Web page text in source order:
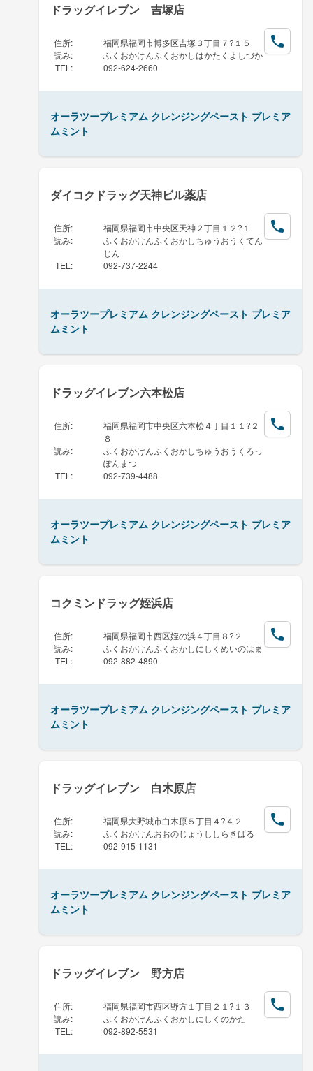
ドラッグイレブン 吉塚店
住所:
福岡県福岡市博多区吉塚３丁目７?１５
読み:
ふくおかけんふくおかしはかたくよしづか
TEL : 092-624-2660
オーラツープレミアム クレンジングペースト プレミア
ムミント
ダイコクドラッグ天神ビル薬店
住所:
福岡県福岡市中央区天神２丁目１２?１
読み:
ふくおかけんふくおかしちゅうおうくてん
じん
TEL : 092-737-2244
オーラツープレミアム クレンジングペースト プレミア
ムミント
ドラッグイレブン六本松店
住所:
福岡県福岡市中央区六本松４丁目１１?２
８
読み:
ふくおかけんふくおかしちゅうおうくろっ
ぽんまつ
TEL : 092-739-4488
オーラツープレミアム クレンジングペースト プレミア
ムミント
コクミンドラッグ姪浜店
住所:
福岡県福岡市西区姪の浜４丁目８?２
読み:
ふくおかけんふくおかしにしくめいのはま
TEL : 092-882-4890
オーラツープレミアム クレンジングペースト プレミア
ムミント
ドラッグイレブン 白木原店
住所:
福岡県大野城市白木原５丁目４?４２
読み:
ふくおかけんおおのじょうししらきばる
TEL : 092-915-1131
オーラツープレミアム クレンジングペースト プレミア
ムミント
ドラッグイレブン 野方店
住所:
福岡県福岡市西区野方１丁目２１?１３
読み:
ふくおかけんふくおかしにしくのかた
TEL : 092-892-5531